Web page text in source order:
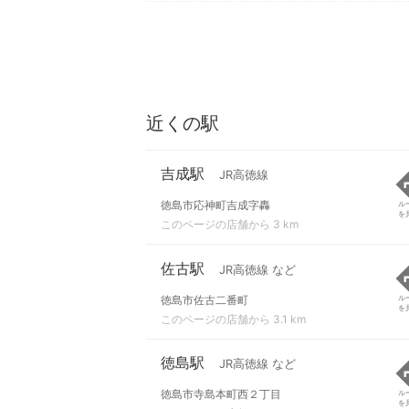
近くの駅
吉成駅 JR高徳線
徳島市応神町吉成字轟
このページの店舗から 3 km
ル
を
佐古駅 JR高徳線 など
徳島市佐古二番町
このページの店舗から 3.1 km
ル
を
徳島駅 JR高徳線 など
徳島市寺島本町西２丁目
ル
を